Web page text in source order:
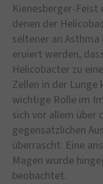
Kienesberger-Feist
denen der
seltener an
eruiert werden,
Helicobacter zu
Zellen in der Lunge
wichtige Rolle im
sich vor allem über
gegensätzlichen
überrascht. Eine
Magen wurde
beobachtet.